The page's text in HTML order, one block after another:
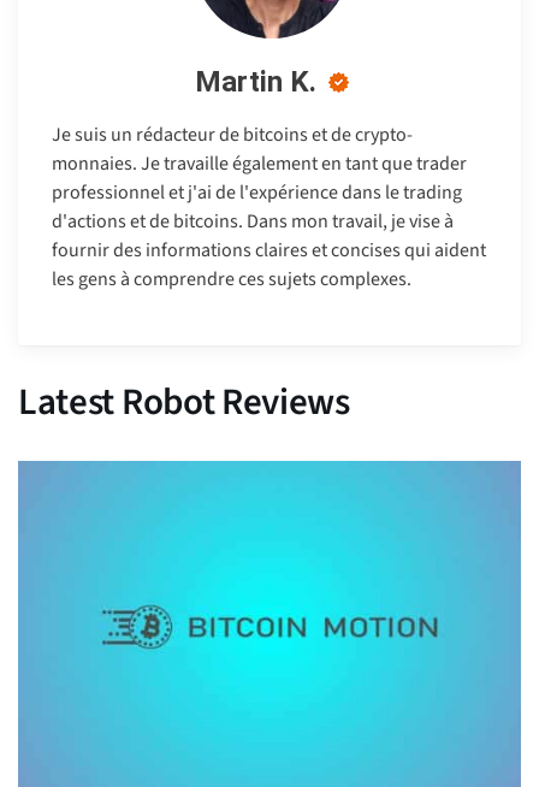
Martin K.
Je suis un rédacteur de bitcoins et de crypto-
monnaies. Je travaille également en tant que trader
professionnel et j'ai de l'expérience dans le trading
d'actions et de bitcoins. Dans mon travail, je vise à
fournir des informations claires et concises qui aident
les gens à comprendre ces sujets complexes.
Latest Robot Reviews